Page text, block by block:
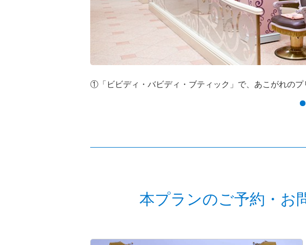
①「ビビディ・バビディ・ブティック」で、あこがれの
本プランのご予約・お